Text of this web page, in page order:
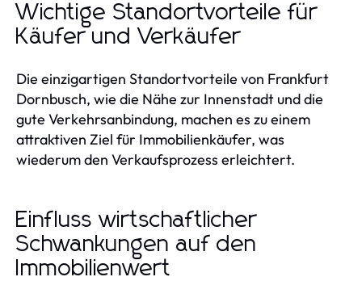
Wichtige Standortvorteile für
Käufer und Verkäufer
Die einzigartigen Standortvorteile von Frankfurt
Dornbusch, wie die Nähe zur Innenstadt und die
gute Verkehrsanbindung, machen es zu einem
attraktiven Ziel für Immobilienkäufer, was
wiederum den Verkaufsprozess erleichtert.
Einfluss wirtschaftlicher
Schwankungen auf den
Immobilienwert